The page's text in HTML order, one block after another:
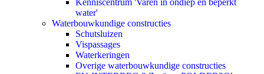
Kenniscentrum 'Varen in ondiep en beperkt
water'
Waterbouwkundige constructies
Schutsluizen
Vispassages
Waterkeringen
Overige waterbouwkundige constructies